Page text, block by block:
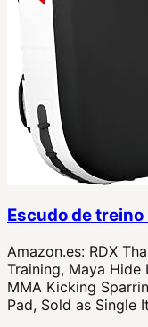
Escudo de treino
Amazon.es: RDX
Training, Maya
MMA Kicking
Pad, Sold as Single